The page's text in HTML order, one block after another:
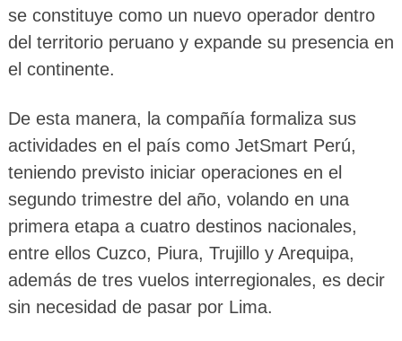
se constituye como un nuevo operador dentro
del territorio peruano y expande su presencia en
el continente.
De esta manera, la compañía formaliza sus
actividades en el país como JetSmart Perú,
teniendo previsto iniciar operaciones en el
segundo trimestre del año, volando en una
primera etapa a cuatro destinos nacionales,
entre ellos Cuzco, Piura, Trujillo y Arequipa,
además de tres vuelos interregionales, es decir
sin necesidad de pasar por Lima.